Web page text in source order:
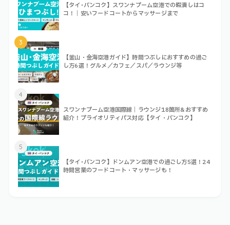
【タイ･バンコク】スワンナプーム空港での暇潰しはコ
コ！｜安いフードコートからマッサージまで
3
【釜山・金海空港ガイド】時間つぶしにおすすめの過ご
し方6選！グルメ／カフェ／スパ／ラウンジ等
4
スワンナプーム空港国際線｜ラウンジ18箇所&おすすめ
紹介！プライオリティパス対応【タイ・バンコク】
5
【タイ･バンコク】ドンムアン空港での過ごし方5選！24
時間営業のフードコート・マッサージも！